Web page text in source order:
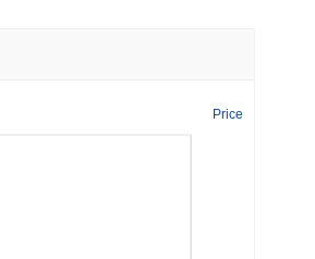
Price